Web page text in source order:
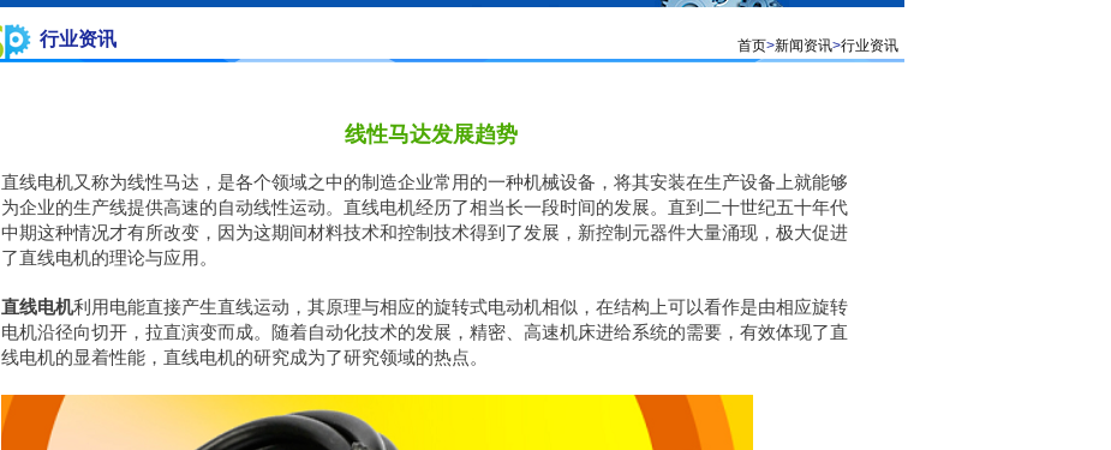
首页>新闻资讯>行业资讯
行业资讯
线性马达发展趋势
直线电机又称为线性马达，是各个领域之中的制造企业常用的一种机械设备，将其安装在生产设备上就能够
为企业的生产线提供高速的自动线性运动。直线电机经历了相当长一段时间的发展。直到二十世纪五十年代
中期这种情况才有所改变，因为这期间材料技术和控制技术得到了发展，新控制元器件大量涌现，极大促进
了直线电机的理论与应用。
直线电机利用电能直接产生直线运动，其原理与相应的旋转式电动机相似，在结构上可以看作是由相应旋转
电机沿径向切开，拉直演变而成。随着自动化技术的发展，精密、高速机床进给系统的需要，有效体现了直
线电机的显着性能，直线电机的研究成为了研究领域的热点。